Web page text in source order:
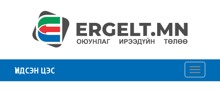
ҮНДСЭН ЦЭС
Toggle